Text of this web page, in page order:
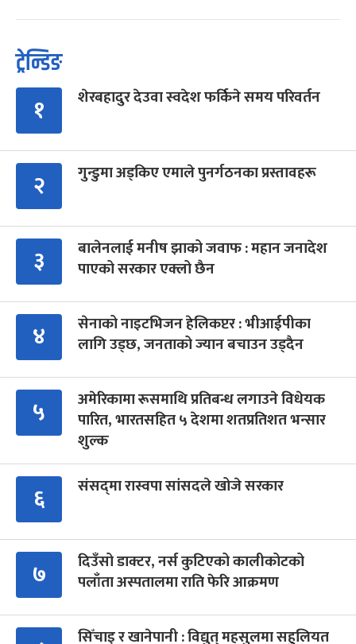
ट्रेन्डिङ
१ शेरबहादुर देउवा स्वदेश फर्किने समय परिवर्तन
२ गुन्डुमा अड्किए एमाले पुनर्गठनका प्रस्तावहरू
३
बालेनलाई मनीष झाको जवाफ : महान जनादेश
पाएको सरकार एक्लो छैन
४
सेनाको नाइटभिजन हेलिकप्टर : भीआईपीका
लागि उड्छ, जनताको ज्यान बचाउन उड्दैन
५
अमेरिकामा रूसमाथि प्रतिबन्ध लगाउने विधेयक
पारित, भारतसहित ५ देशमा शतप्रतिशत भन्सार
शुल्क
६ संसद्‍मा रास्वपा सांसदले खोजे सरकार
७
दिउँसो डाक्टर, नर्स कुटिएको कालीकोटको
पलाँता अस्पतालमा राति फेरि आक्रमण
सिँचाइ र खानेपानी : विद्युत् महसुलमा सहुलियत